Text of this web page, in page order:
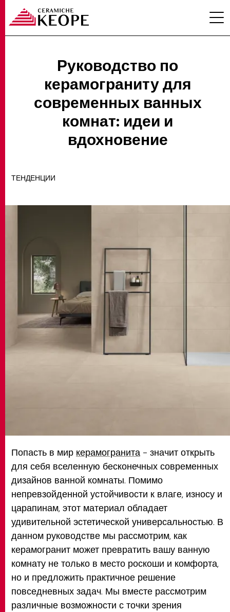
ПРОЕКТЫ
MAGAZINE
MATCH APP
ЗАПРЕТНАЯ ЗОНА
Руководство по
керамограниту для
современных ванных
комнат: идеи и
вдохновение
ТЕНДЕНЦИИ
Попасть в мир керамогранита - значит открыть
для себя вселенную бесконечных современных
дизайнов ванной комнаты. Помимо
непревзойденной устойчивости к влаге, износу и
царапинам, этот материал обладает
удивительной эстетической универсальностью. В
данном руководстве мы рассмотрим, как
керамогранит может превратить вашу ванную
комнату не только в место роскоши и комфорта,
но и предложить практичное решение
повседневных задач. Мы вместе рассмотрим
различные возможности с точки зрения